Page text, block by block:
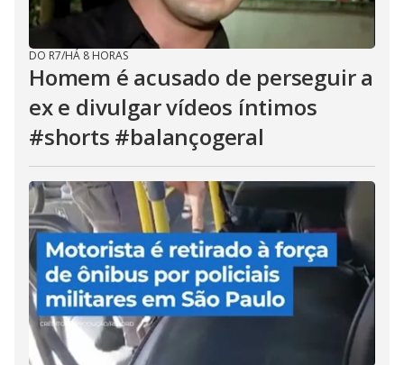
DO R7/HÁ 8 HORAS
Homem é acusado de perseguir a
ex e divulgar vídeos íntimos
#shorts #balançogeral